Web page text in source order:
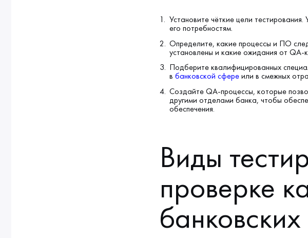
Установите чёткие цели
его потребностям.
Определите, какие процессы и ПО
установлены и какие ожидания от QA-
Подберите квалифицированных
вбанковской сфереили в смежных
Создайте QA-процессы, которые
другими отделами банка, чтобы
обеспечения.
Виды
проверке